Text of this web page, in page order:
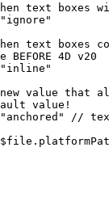
text boxes
text boxes
4D v20
value that
value!
//